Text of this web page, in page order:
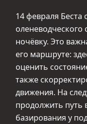
14 февраля Беста
оленеводческого
ночёвку. Это
его маршруте:
оценить
также
движения. На
продолжить путь
базирования у